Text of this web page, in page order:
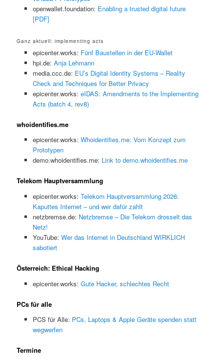
openwallet.foundation: Enabling a trusted digital future
[PDF]
Ganz aktuell: implementing acts
epicenter.works: Fünf Baustellen in der EU-Wallet
hpi.de: Anja Lehmann
media.ccc.de: EU’s Digital Identity Systems – Reality
Check and Techniques for Better Privacy
epicenter.works: eIDAS: Amendments to the Implementing
Acts (batch 4, rev8)
whoidentifies.me
epicenter.works: Whoidentifies.me: Vom Konzept zum
Prototypen
demo.whoidentifies.me: Link to demo.whoidentifies.me
Telekom Hauptversammlung
epicenter.works: Telekom Hauptversammlung 2026:
Kaputtes Internet – und wer dafür zahlt
netzbremse.de: Netzbremse – Die Telekom drosselt das
Netz!
YouTube: Wer das Internet in Deutschland WIRKLICH
sabotiert
Österreich: Ethical Hacking
epicenter.works: Gute Hacker, schlechtes Recht
PCs für alle
PCS für Alle: PCs, Laptops & Apple Geräte spenden statt
wegwerfen
Termine